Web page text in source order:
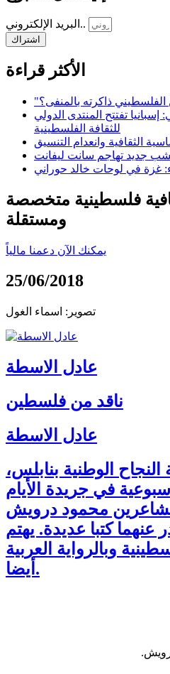
البريد الإلكتروني..
اشتراك
الأكثر قراءة
ذاكرته بالمنفى؟
إسبانيا تفتتح المنتدى الدولي
للثقافة الفلسطينية
الثقافية وانعدام التنسيق
لشب جديد تهاجم سانت ليفانت
غزة في لوحات خالد حوراني
فلسطينية متخصصة
ومستقلة
يمكنك الآن دعمنا مالياً
25/06/2018
تصوير: اسماء الغول
عادل الاسطة
ناقد من فلسطين
عادل الاسطة
الوطنية بنابلس،
في جريدة الأيام
محمود درويش
كتبا عديدة. يهتم
وبالرواية العربية
أيضا.